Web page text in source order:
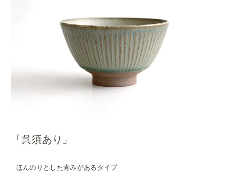
「呉須あり」
ほんのりとした青みがあるタイプ